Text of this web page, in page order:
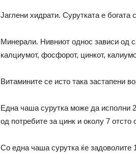
Јаглени хидрати. Сурутката е богата
Минерали. Нивниот однос зависи од
калциумот, фосфорот, цинкот,
Витамините се исто така застапени
Една чаша сурутка може да исполни
од потребите за цинк и околу 7
Со една чаша сурутка ќе задоволите